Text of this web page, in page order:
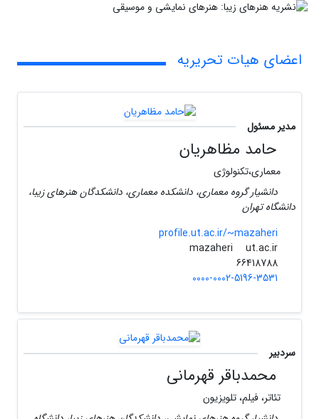
اعضای هیات تحریریه
مدیر مسئول
حامد مظاهریان
معماری،تکنولوژی
دانشیار گروه معماری، دانشکده معماری، دانشکدگان هنرهای زیبا،
دانشگاه تهران
profile.ut.ac.ir/~mazaheri
mazaheri
ut.ac.ir
66418788
0000-0002-5196-3531
سردبیر
محمدباقر قهرمانی
تئاتر، فیلم، تلویزیون